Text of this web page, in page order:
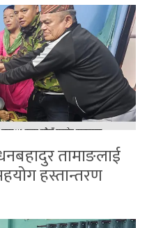
तामाङलाई
हस्तान्तरण